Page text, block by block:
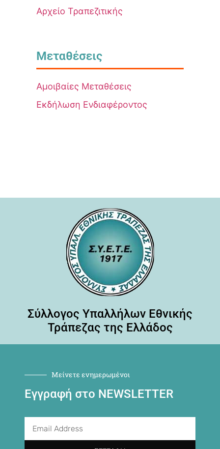
Αρχείο Τραπεζιτικής
Μεταθέσεις
Αμοιβαίες Μεταθέσεις
Εκδήλωση Ενδιαφέροντος
Σύλλογος Υπαλλήλων Εθνικής
Τράπεζας της Ελλάδος
Μείνετε ενημερωμένοι
Εγγραφή στο NEWSLETTER